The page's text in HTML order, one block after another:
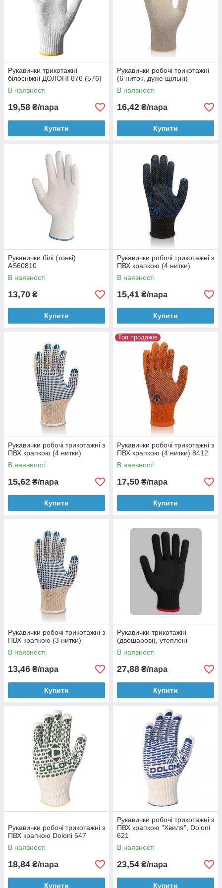
відрізняються меншим розміром та красивим квітковим
візерунком на долоні.
Рукавички трикотажні
білосніжні ДОЛОНІ 876 (576)
В наявності
19,58 ₴/пара
Купити
Рукавички робочі трикотажні
(6 ниток, дуже щільні)
В наявності
16,42 ₴/пара
Купити
Рукавички білі (тонкі)
AS60810
В наявності
13,70 ₴
Купити
Рукавички робочі трикотажні з
ПВХ крапкою (4 нитки)
В наявності
15,41 ₴/пара
Купити
Рукавички робочі трикотажні з
ПВХ крапкою (4 нитки)
В наявності
15,62 ₴/пара
Купити
Топ продажів
Рукавички робочі трикотажні з
ПВХ крапкою (4 нитки) 8412
В наявності
17,50 ₴/пара
Купити
Рукавички робочі трикотажні з
ПВХ крапкою (3 нитки)
В наявності
13,46 ₴/пара
Купити
Рукавички трикотажні
(двошарові), утеплені
В наявності
27,88 ₴/пара
Купити
Рукавички робочі трикотажні з
ПВХ крапкою Doloni 547
В наявності
18,84 ₴/пара
Купити
Рукавички робочі трикотажні з
ПВХ крапкою "Хвиля", Doloni
621
В наявності
23,54 ₴/пара
Купити